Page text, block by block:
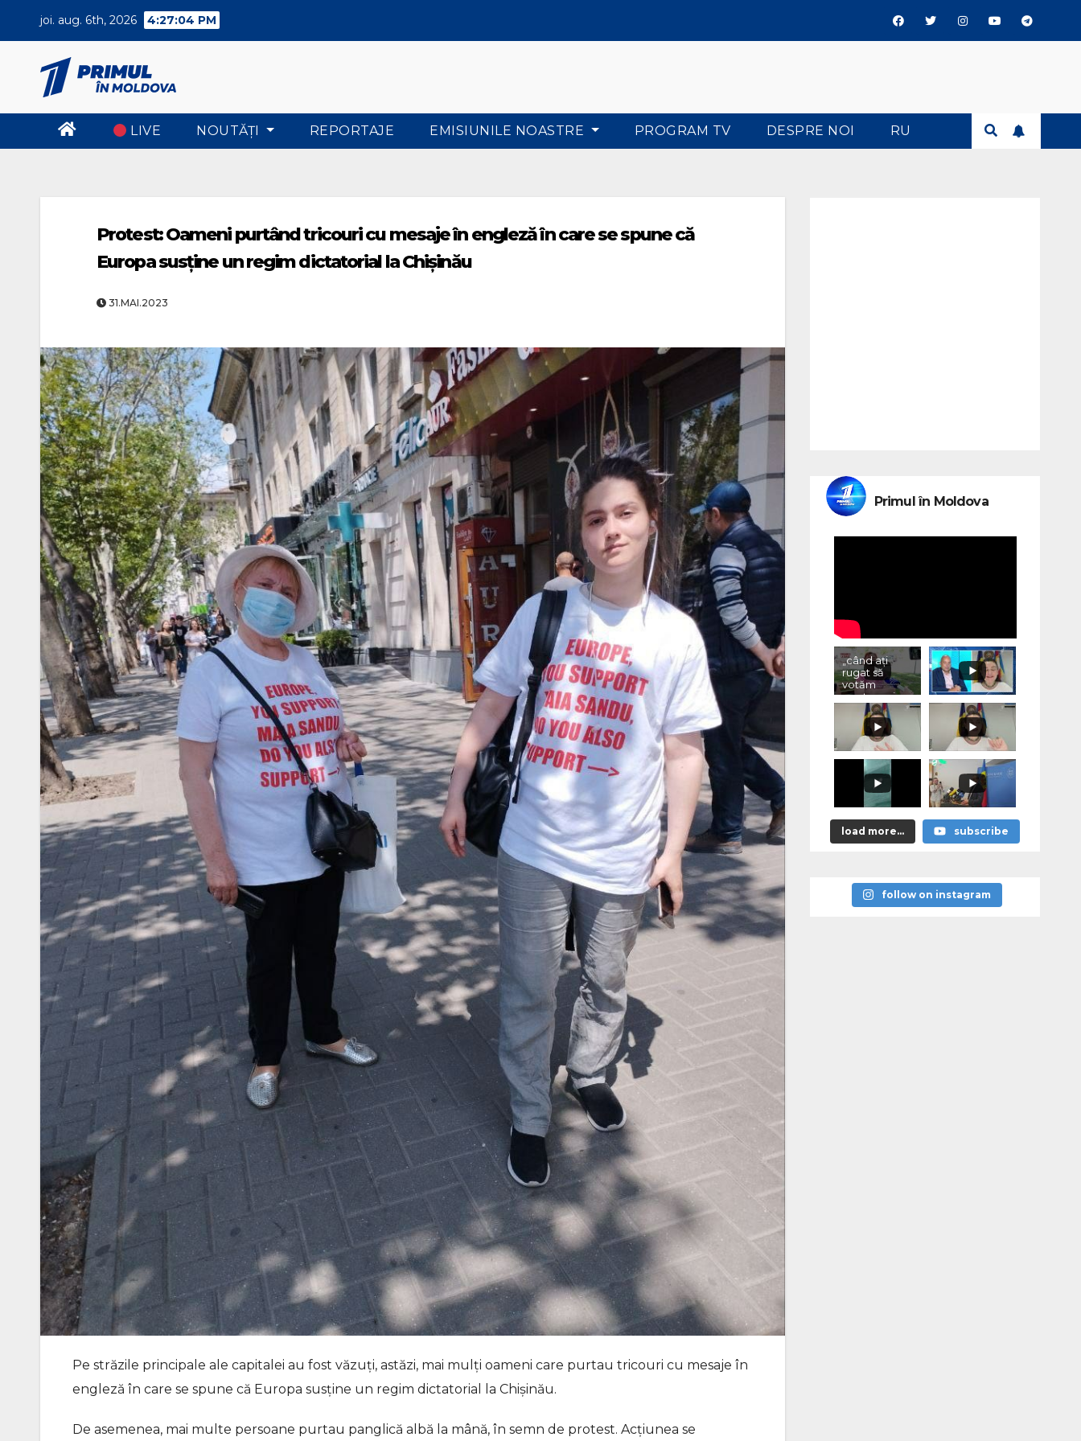
joi. aug. 6th, 2026 4:27:05 PM
LIVE NOUTĂŢI REPORTAJE EMISIUNILE NOASTRE PROGRAM TV DESPRE NOI RU
Protest: Oameni purtând tricouri cu mesaje în engleză în care se spune că
Europa susține un regim dictatorial la Chișinău
31.MAI.2023
Pe străzile principale ale capitalei au fost văzuți, astăzi, mai mulți oameni care purtau tricouri cu mesaje în
engleză în care se spune că Europa susține un regim dictatorial la Chișinău.
De asemenea, mai multe persoane purtau panglică albă la mână, în semn de protest. Acțiunea se
Primul în Moldova
„când ați
rugat să
votăm
pentru voi,
ce ați
promis?"
load more... subscribe
follow on instagram